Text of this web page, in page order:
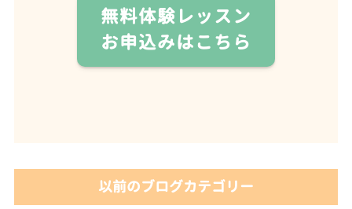
無料体験レッスン
お申込みはこちら
以前のブログカテゴリー